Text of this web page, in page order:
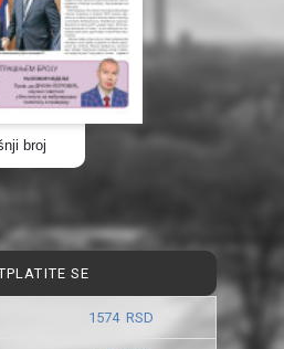
broj
SE
1574 RSD